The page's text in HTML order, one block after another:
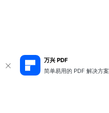
万兴 PDF
简单易用的 PDF 解决方案